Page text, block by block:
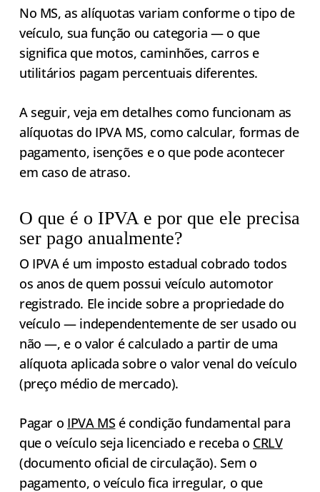
No MS, as alíquotas variam conforme o tipo de
veículo, sua função ou categoria — o que
significa que motos, caminhões, carros e
utilitários pagam percentuais diferentes.
A seguir, veja em detalhes como funcionam as
alíquotas do IPVA MS, como calcular, formas de
pagamento, isenções e o que pode acontecer
em caso de atraso.
O que é o IPVA e por que ele precisa
ser pago anualmente?
O IPVA é um imposto estadual cobrado todos
os anos de quem possui veículo automotor
registrado. Ele incide sobre a propriedade do
veículo — independentemente de ser usado ou
não —, e o valor é calculado a partir de uma
alíquota aplicada sobre o valor venal do veículo
(preço médio de mercado).
Pagar o IPVA MS é condição fundamental para
que o veículo seja licenciado e receba o CRLV
(documento oficial de circulação). Sem o
pagamento, o veículo fica irregular, o que